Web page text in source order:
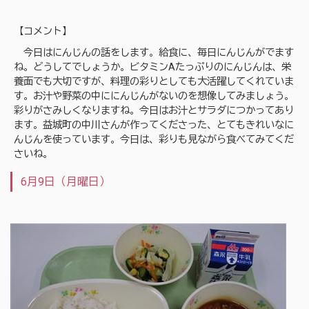
【コメント】
今日はにんじんの話をします。給食に、毎日にんじんがでます
ね。どうしてでしょうか。ビタミンAたっぷりのにんじんは、栄
養面でも大切ですが、料理の彩りとしても大活躍してくれていま
す。お汁や野菜の中ににんじんがないのを想像してみましょう。
彩りがさみしくなりますね。今日はお汁とサラダにつかってあり
ます。益城町の中川さんが作ってくださった、とてもきれいなに
んじんを使っています。今日は、彩りも見ながら食べてみてくだ
さいね。
6月9日（月曜日）